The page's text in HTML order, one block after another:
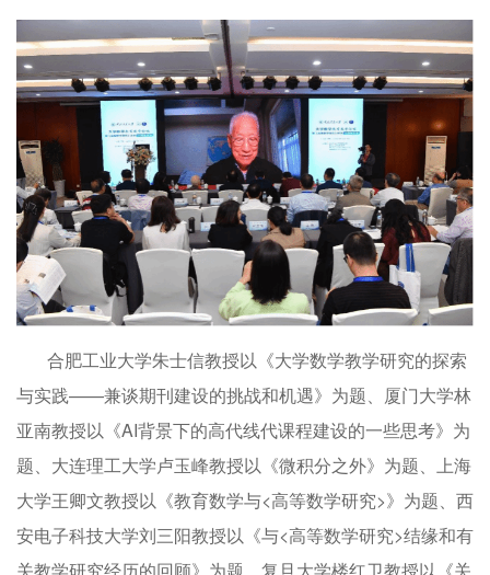
合肥工业大学朱士信教授以《大学数学教学研究的探索
与实践——兼谈期刊建设的挑战和机遇》为题、厦门大学林
亚南教授以《AI背景下的高代线代课程建设的一些思考》为
题、大连理工大学卢玉峰教授以《微积分之外》为题、上海
大学王卿文教授以《教育数学与<高等数学研究>》为题、西
安电子科技大学刘三阳教授以《与<高等数学研究>结缘和有
关教学研究经历的回顾》为题、复旦大学楼红卫教授以《关